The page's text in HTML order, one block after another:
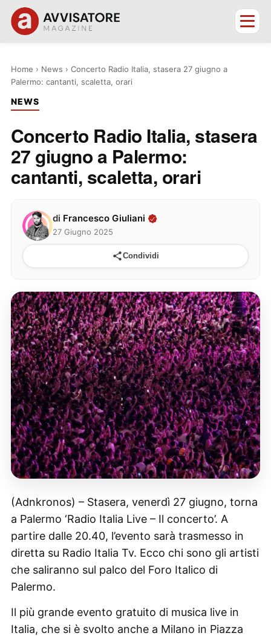
Home › News › Concerto Radio Italia, stasera 27 giugno a
Palermo: cantanti, scaletta, orari
NEWS
Concerto Radio Italia, stasera
27 giugno a Palermo:
cantanti, scaletta, orari
di Francesco Giuliani
27 Giugno 2025
Condividi
(Adnkronos) – Stasera, venerdì 27 giugno, torna
a Palermo ‘Radio Italia Live – Il concerto’. A
partire dalle 20.40, l’evento sarà trasmesso in
diretta su Radio Italia Tv. Ecco chi sono gli artisti
che saliranno sul palco del Foro Italico di
Palermo.
Il più grande evento gratuito di musica live in
Italia, che si è svolto anche a Milano in Piazza